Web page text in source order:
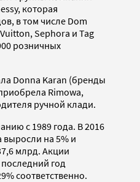
которая
в том числе Dom
Sephora и Tag
розничных
Donna Karan (бренды
Rimowa,
ручной клади.
с 1989 года. В 2016
выросли на 5% и
млрд. Акции
год
соответственно.